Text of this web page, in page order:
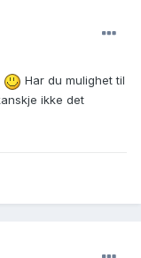
Har du mulighet til
ikke det